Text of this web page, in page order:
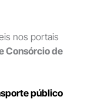
nos portais
Consórcio de
público